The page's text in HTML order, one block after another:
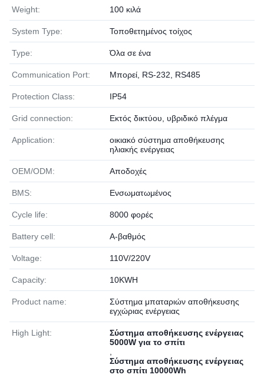
Weight: 100 κιλά
System Type: Τοποθετημένος τοίχος
Type: Όλα σε ένα
Communication Port: Μπορεί, RS-232, RS485
Protection Class: IP54
Grid connection: Εκτός δικτύου, υβριδικό πλέγμα
Application:
οικιακό σύστημα αποθήκευσης
ηλιακής ενέργειας
OEM/ODM: Αποδοχές
BMS: Ενσωματωμένος
Cycle life: 8000 φορές
Battery cell: Α-βαθμός
Voltage: 110V/220V
Capacity: 10KWH
Product name:
Σύστημα μπαταριών αποθήκευσης
εγχώριας ενέργειας
High Light:
Σύστημα αποθήκευσης ενέργειας
5000W για το σπίτι
Σύστημα αποθήκευσης ενέργειας
στο σπίτι 10000Wh